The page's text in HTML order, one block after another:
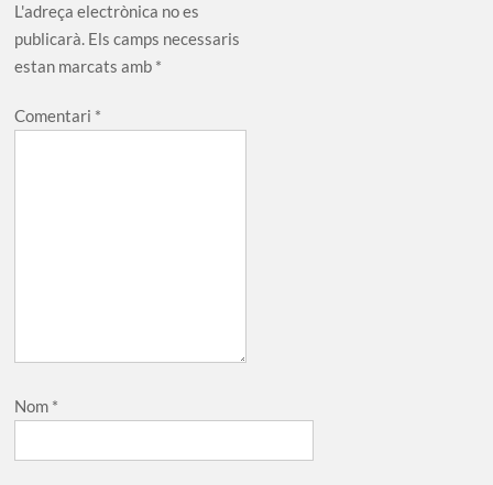
L'adreça electrònica no es
publicarà. Els camps necessaris
estan marcats amb *
Comentari *
Nom *